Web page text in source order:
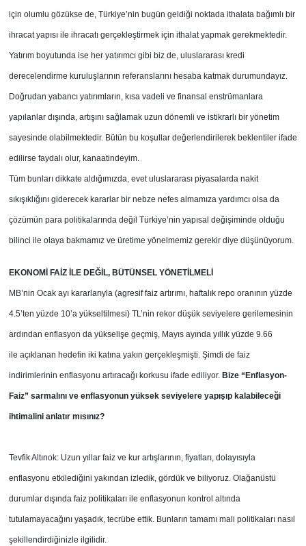
için olumlu gözükse de, Türkiye’nin bugün geldiği noktada ithalata bağımlı bir
ihracat yapısı ile ihracatı gerçekleştirmek için ithalat yapmak gerekmektedir.
Yatırım boyutunda ise her yatırımcı gibi biz de, uluslararası kredi
derecelendirme kuruluşlarının referanslarını hesaba katmak durumundayız.
Doğrudan yabancı yatırımların, kısa vadeli ve finansal enstrümanlara
yapılanlar dışında, artışını sağlamak uzun dönemli ve istikrarlı bir yönetim
sayesinde olabilmektedir. Bütün bu koşullar değerlendirilerek beklentiler ifade
edilirse faydalı olur, kanaatindeyim.
Tüm bunları dikkate aldığımızda, evet uluslararası piyasalarda nakit
sıkışıklığını giderecek kararlar bir nebze nefes almamıza yardımcı olsa da
çözümün para politikalarında değil Türkiye’nin yapısal değişiminde olduğu
bilinci ile olaya bakmamız ve üretime yönelmemiz gerekir diye düşünüyorum.
EKONOMİ FAİZ İLE DEĞİL, BÜTÜNSEL YÖNETİLMELİ
MB’nin Ocak ayı kararlarıyla (agresif faiz artırımı, haftalık repo oranının yüzde
4.5’ten yüzde 10’a yükseltilmesi) TL’nin rekor düşük seviyelere gerilemesinin
ardından enflasyon da yükselişe geçmiş, Mayıs ayında yıllık yüzde 9.66
ile açıklanan hedefin iki katına yakın gerçekleşmişti. Şimdi de faiz
indirimlerinin enflasyonu artıracağı korkusu ifade ediliyor. Bize “Enflasyon-
Faiz” sarmalını ve enflasyonun yüksek seviyelere yapışıp kalabileceği
ihtimalini anlatır mısınız?
Tevfik Altınok: Uzun yıllar faiz ve kur artışlarının, fiyatları, dolayısıyla
enflasyonu etkilediğini yakından izledik, gördük ve biliyoruz. Olağanüstü
durumlar dışında faiz politikaları ile enflasyonun kontrol altında
tutulamayacağını yaşadık, tecrübe ettik. Bunların tamamı mali politikaları nasıl
şekillendirdiğinizle ilgilidir.